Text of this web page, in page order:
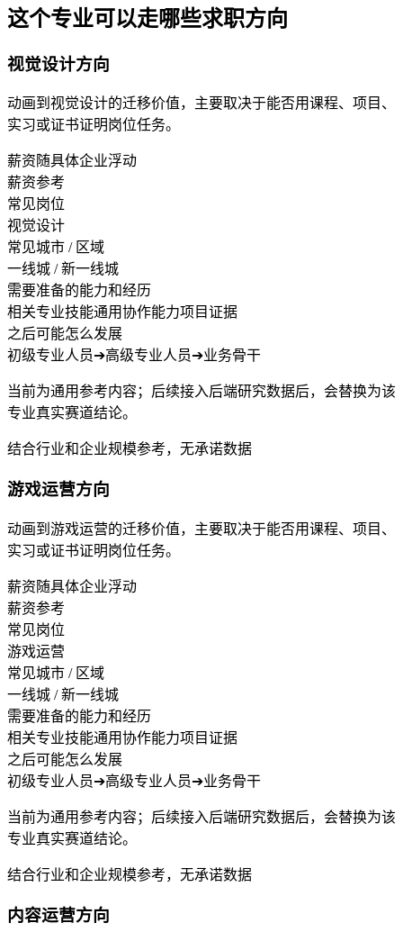
这个专业可以走哪些求职方向
视觉设计方向
动画到视觉设计的迁移价值，主要取决于能否用课程、项目、
实习或证书证明岗位任务。
薪资随具体企业浮动
薪资参考
常见岗位
视觉设计
常见城市 / 区域
一线城 / 新一线城
需要准备的能力和经历
相关专业技能通用协作能力项目证据
之后可能怎么发展
初级专业人员➔高级专业人员➔业务骨干
当前为通用参考内容；后续接入后端研究数据后，会替换为该
专业真实赛道结论。
结合行业和企业规模参考，无承诺数据
游戏运营方向
动画到游戏运营的迁移价值，主要取决于能否用课程、项目、
实习或证书证明岗位任务。
薪资随具体企业浮动
薪资参考
常见岗位
游戏运营
常见城市 / 区域
一线城 / 新一线城
需要准备的能力和经历
相关专业技能通用协作能力项目证据
之后可能怎么发展
初级专业人员➔高级专业人员➔业务骨干
当前为通用参考内容；后续接入后端研究数据后，会替换为该
专业真实赛道结论。
结合行业和企业规模参考，无承诺数据
内容运营方向